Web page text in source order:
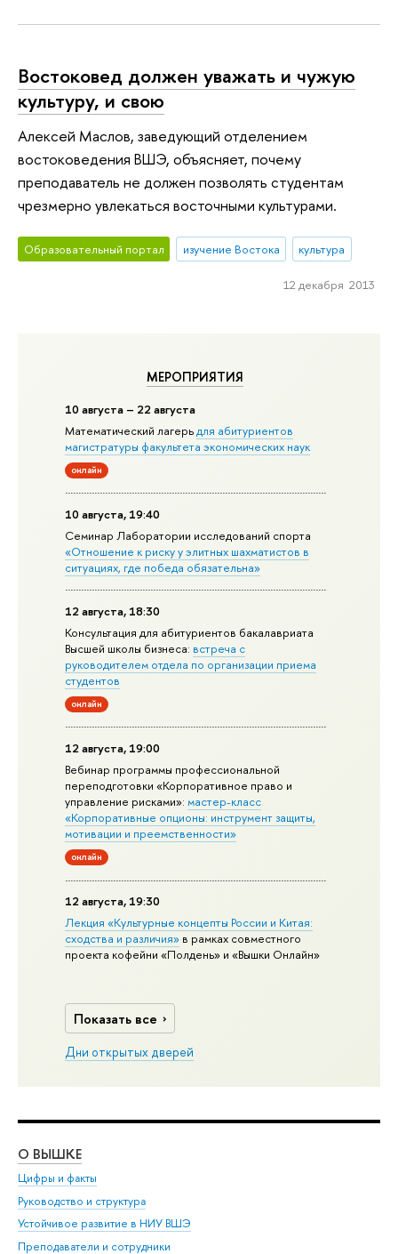
МЕРОПРИЯТИЯ
10 августа – 22 августа
Математический лагерьдля абитуриентов
магистратуры факультета экономических наук
онлайн
10 августа, 19:40
Семинар Лаборатории исследований спорта
«Отношение к риску у элитных шахматистов в
ситуациях, где победа обязательна»
12 августа, 18:30
Консультация для абитуриентов бакалавриата
Высшей школы бизнеса: встреча с
руководителем отдела по организации приема
студентов
онлайн
12 августа, 19:00
Вебинар программы профессиональной
переподготовки «Корпоративное право и
управление рисками»:мастер-класс
«Корпоративные опционы: инструмент защиты,
мотивации и преемственности»
онлайн
12 августа, 19:30
Лекция «Культурные концепты России и Китая:
сходства и различия» в рамках совместного
проекта кофейни «Полдень» и «Вышки Онлайн»
Показать все
Дни открытых дверей
Востоковед должен уважать и чужую
культуру, и свою
Алексей Маслов, заведующий отделением
востоковедения ВШЭ, объясняет, почему
преподаватель не должен позволять студентам
чрезмерно увлекаться восточными культурами.
Образовательный портал изучение Востока культура
12 декабря 2013
О ВЫШКЕ
Цифры и факты
Руководство и структура
Устойчивое развитие в НИУ ВШЭ
Преподаватели и сотрудники